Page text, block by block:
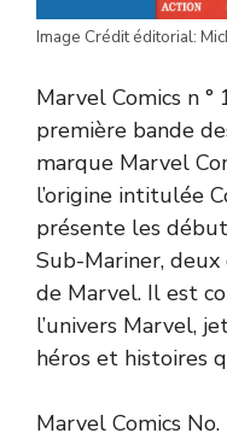
Image Crédit éditorial:
Marvel Comics n
première bande
marque Marvel
l’origine intitulée
présente les
Sub-Mariner, deux
de Marvel. Il est
l’univers Marvel,
héros et histoires
Marvel Comics